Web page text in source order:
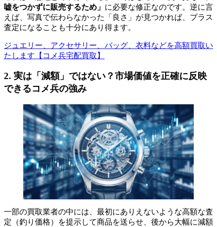
嘘をつかずに販売するため」 に必要な修正なのです。逆に言
えば、写真で伝わらなかった「良さ」が見つかれば、プラス
査定になることも十分にあり得ます。
ジュエリー、アクセサリー、バッグ、衣料などを高額買取い
たします【コメ兵宅配買取】
2. 実は「減額」ではない？市場価値を正確に反映
できるコメ兵の強み
一部の買取業者の中には、最初にありえないような高額な査
定（釣り価格）を提示して商品を送らせ、後から大幅に減額